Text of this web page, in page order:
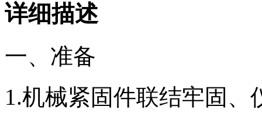
详细描述
一、准备
1.机械紧固件联结牢固、